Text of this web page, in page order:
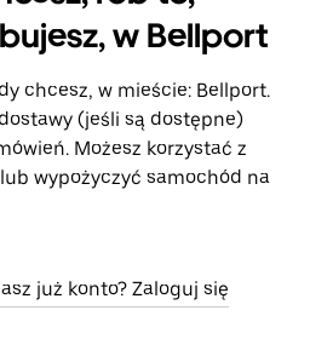
w Bellport
chcesz, w mieście: Bellport.
(jeśli są dostępne)
Możesz korzystać z
wypożyczyć samochód na
już konto? Zaloguj się